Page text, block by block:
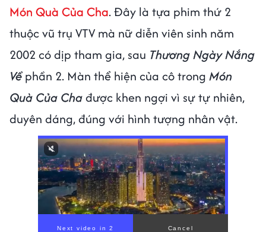
Món Quà Của Cha. Đây là tựa phim thứ 2
thuộc vũ trụ VTV mà nữ diễn viên sinh năm
2002 có dịp tham gia, sau Thương Ngày Nắng
Vềphần 2. Màn thể hiện của cô trong Món
Quà Của Chađược khen ngợi vì sự tự nhiên,
duyên dáng, đúng với hình tượng nhân vật.